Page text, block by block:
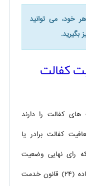
خود، می توانید
بگیرید.
کفالت
کفالت را دارند
کفالت برادر یا
رای نهایی وضعیت
نظام وظیفه را صادر می کند. بر اساس ماده (۲۴) قانون خدمت